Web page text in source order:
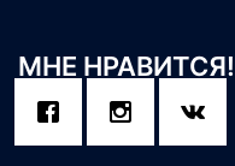
МНЕ НРАВИТСЯ!